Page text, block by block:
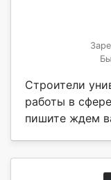
Строители
работы в
пишите ждем